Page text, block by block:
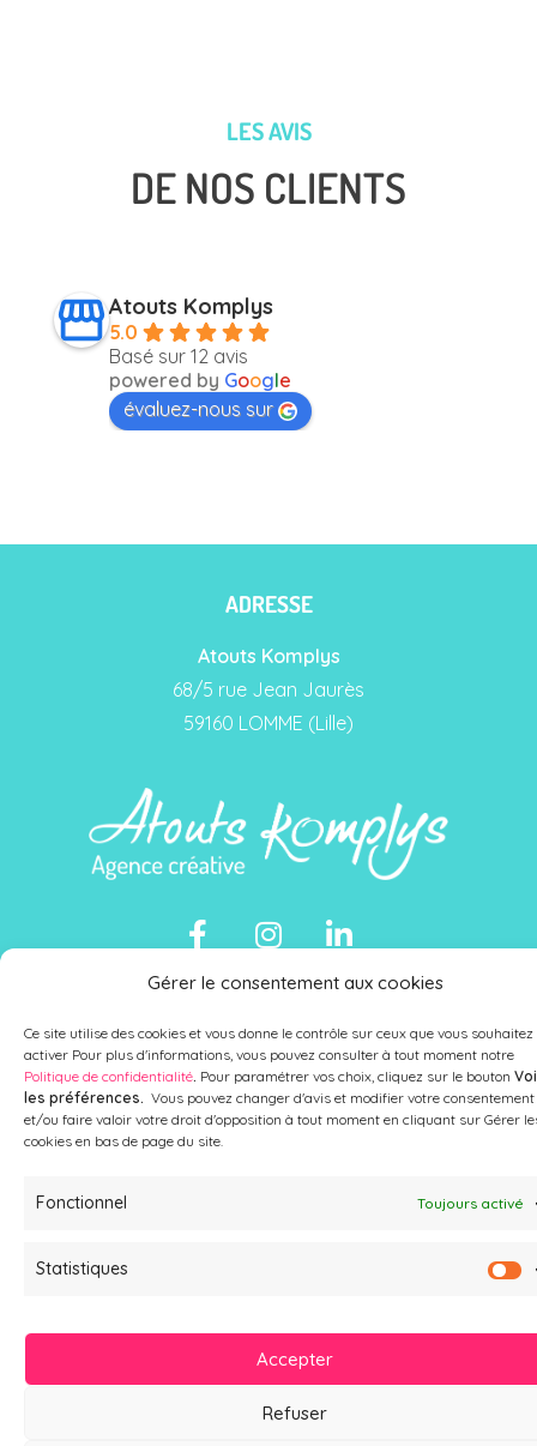
Gérer le consentement aux cookies
Ce site utilise des cookies et vous donne le contrôle sur ceux que vous souhaitez
activer Pour plus d'informations, vous pouvez consulter à tout moment notre
Politique de confidentialité. Pour paramétrer vos choix, cliquez sur le bouton
les préférences. Vous pouvez changer d'avis et modifier votre consentement
et/ou faire valoir votre droit d'opposition à tout moment en cliquant sur Gérer
cookies en bas de page du site.
Fonctionnel Toujours activé
Statistiques
Accepter
Refuser
LES AVIS
DE NOS CLIENTS
Atouts Komplys
5.0
Basé sur 12 avis
powered by Google
évaluez-nous sur
ADRESSE
Atouts Komplys
68/5 rue Jean Jaurès
59160 LOMME (Lille)
NOUS CONTACTER
09 77 08 10 52
Mail
de confidentialité
Politique des cookies